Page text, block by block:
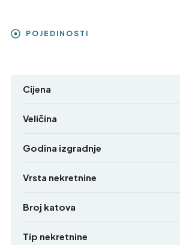
POJEDINOSTI
Cijena
Veličina
Godina izgradnje
Vrsta nekretnine
Broj katova
Tip nekretnine